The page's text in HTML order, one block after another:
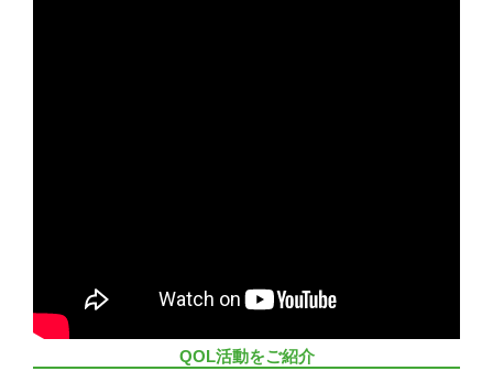
QOL活動をご紹介